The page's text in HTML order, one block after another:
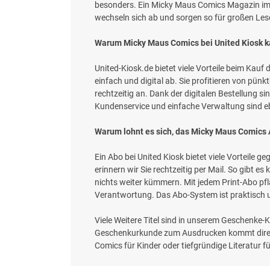
besonders. Ein Micky Maus Comics Magazin
wechseln sich ab und sorgen so für großen
Warum Micky Maus Comics bei United Kiosk
United-Kiosk.de bietet viele Vorteile beim
einfach und digital ab. Sie profitieren von
rechtzeitig an. Dank der digitalen Bestellung
Kundenservice und einfache Verwaltung sind
Warum lohnt es sich, das Micky Maus
Ein Abo bei United Kiosk bietet viele Vorteile
erinnern wir Sie rechtzeitig per Mail. So gibt
nichts weiter kümmern. Mit jedem Print-Abo
Verantwortung. Das Abo-System ist praktisch
Viele Weitere Titel sind in unserem
Geschenkurkunde zum Ausdrucken kommt
Comics für Kinder oder tiefgründige Literatur